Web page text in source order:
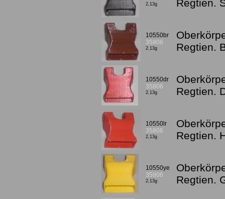
2,13g
Regtien.
10550br
35806
2,13g
Regtien.
10550dr
35806
2,13g
Regtien.
10550lr
35806
2,13g
Regtien.
10550ye
35806
2,13g
Regtien.